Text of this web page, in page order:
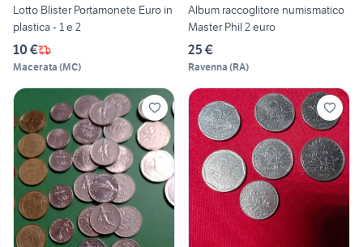
Lotto Blister Portamonete Euro in
plastica - 1 e 2
10 €
Macerata (MC)
Album raccoglitore numismatico
Master Phil 2 euro
25 €
Ravenna (RA)